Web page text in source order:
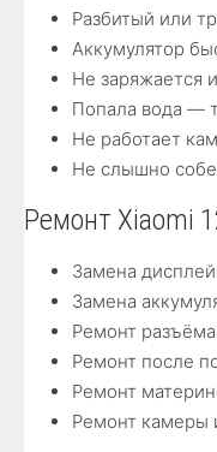
Разбитый или
Аккумулятор
Не заряжается
Попала вода —
Не работает
Не слышно
Ремонт Xiaomi
Замена
Замена
Ремонт
Ремонт после
Ремонт
Ремонт камеры